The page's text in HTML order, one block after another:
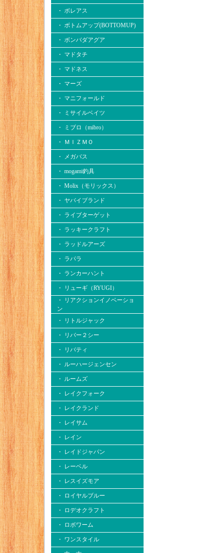
・ ボレアス
・ ボトムアップ(BOTTOMUP)
・ ボンバダアグア
・ マドタチ
・ マドネス
・ マーズ
・ マニフォールド
・ ミサイルベイツ
・ ミブロ（mibro）
・ ＭＩＺＭＯ
・ メガバス
・ mogami釣具
・ Molix（モリックス）
・ ヤバイブランド
・ ライブターゲット
・ ラッキークラフト
・ ラッドルアーズ
・ ラパラ
・ ランカーハント
・ リューギ（RYUGI）
・ リアクションイノベーショ
ン
・ リトルジャック
・ リバー２シー
・ リバティ
・ ルーハージェンセン
・ ルームズ
・ レイクフォーク
・ レイクランド
・ レイサム
・ レイン
・ レイドジャパン
・ レーベル
・ レスイズモア
・ ロイヤルブルー
・ ロデオクラフト
・ ロボワーム
・ ワンスタイル